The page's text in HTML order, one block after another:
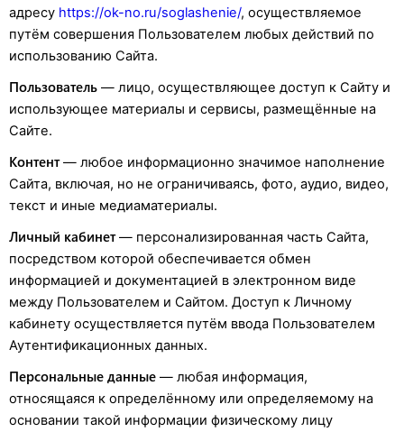
адресу https://ok-no.ru/soglashenie/, осуществляемое
путём совершения Пользователем любых действий по
использованию Сайта.
Пользователь — лицо, осуществляющее доступ к Сайту и
использующее материалы и сервисы, размещённые на
Сайте.
Контент— любое информационно значимое наполнение
Сайта, включая, но не ограничиваясь, фото, аудио, видео,
текст и иные медиаматериалы.
Личный кабинет— персонализированная часть Сайта,
посредством которой обеспечивается обмен
информацией и документацией в электронном виде
между Пользователем и Сайтом. Доступ к Личному
кабинету осуществляется путём ввода Пользователем
Аутентификационных данных.
Персональные данные — любая информация,
относящаяся к определённому или определяемому на
основании такой информации физическому лицу